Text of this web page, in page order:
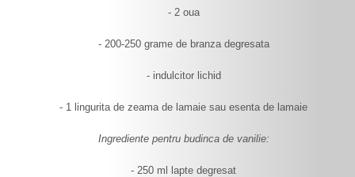
- 2 oua
- 200-250 grame de branza degresata
- indulcitor lichid
- 1 lingurita de zeama de lamaie sau esenta de lamaie
Ingrediente pentru budinca de vanilie:
- 250 ml lapte degresat